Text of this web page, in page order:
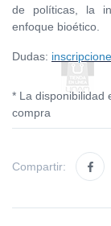
de políticas, la
enfoque bioético.
Dudas:
* La disponibilidad
compra
Compartir: